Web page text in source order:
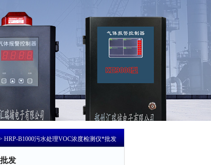
HRP-B1000污水处理VOC浓度检测仪*批发
发